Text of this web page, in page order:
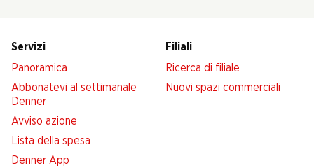
Servizi
Panoramica
Abbonatevi al settimanale
Denner
Avviso azione
Lista della spesa
Denner App
Filiali
Ricerca di filiale
Nuovi spazi commerciali